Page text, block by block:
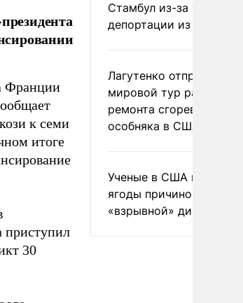
Франции
к семи
итоге
приступил
30
Стамбул из-за угрозы
депортации из России
Лагутенко отправился в
мировой тур ради
ремонта сгоревшего
особняка в США
Ученые в США назвали
ягоды причиной
«взрывной» диареи